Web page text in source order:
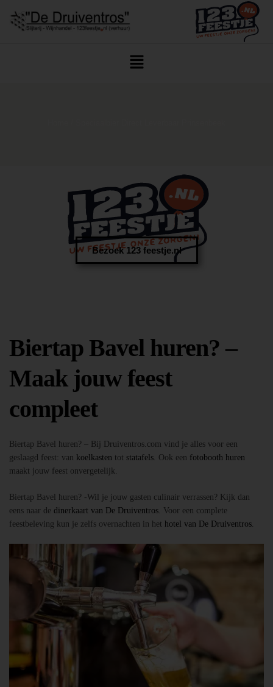
Bezoek 123 feestje.nl
Biertap Bavel huren? –
Maak jouw feest
compleet
Biertap Bavel huren? – Bij Druiventros.com vind je alles voor een
geslaagd feest: van koelkasten tot statafels. Ook een fotobooth huren
maakt jouw feest onvergetelijk.
Biertap Bavel huren? -Wil je jouw gasten culinair verrassen? Kijk dan
eens naar de dinerkaart van De Druiventros. Voor een complete
feestbeleving kun je zelfs overnachten in het hotel van De Druiventros.